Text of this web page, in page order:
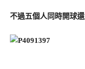
不過五個人同時開球